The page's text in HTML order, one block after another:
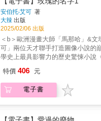
最後一頁回到艾可最著名的句子：
留名，吾等僅能擁虛名。【義大利
馬那哈《玫瑰的名字》榮獲2023年
可獎」最佳繪畫殊榮2023年Etna
動漫節宣布，漫畫大師米羅．馬那
Manara）改編自安伯托．艾可大作
名字》，憑藉極致精湛的藝術筆觸
氛圍的考究重塑，正式奪得「可可獎
（Premio Coco）年度最佳繪畫獎
無可撼動的視覺敘事功力與跨界藝
個獎項被譽為「義大利漫畫界的奧
山巔。兩人費盡千辛萬苦，是否能
的願望……──〈外神〉
先傳下來的財產與土地，在倫敦過
品帶來的夢境的生活，只為了再次
斯。輾轉於各個夢境中的他，不知
過了四十年，他是否還有機會去到
牽夢縈的夢中之城……？──〈瑟勒
蓋河遠處有個叫做烏撒的小鎮。那
著「在烏撒的土地上，絕對不可殺
戒律。會定下如此嚴厲的戒律，要
諸神早在很久很久以前就離開地表
卡達斯。年輕的祭司阿泰爾對於諸
不已。他在一生都痴迷於諸神的先
邀請下，前往了據說是諸神會定期
仍然要在苦難大地上播下希望的種
像我的書充滿了光。」尤佳．維列
《西伯利亞俳句》由立陶宛作家尤
當年祖父母一家被蘇聯軍隊強制驅
放西伯利亞的真實經歷，寫下這世
提及的篇章。她與立陶宛插畫家板
作，以短小的章節混合豐富的手繪
童的視角講述這個立陶宛人民以勇
超凡意志力共同面對苦難的故事。
從二戰時期，蘇聯占領波羅的海三
1939年9月，蘇聯迫使波羅的海三
蘇聯迫使波羅的海三國政府內閣自
只是在順應別人的期待？究竟，什
最好的修煉之道？有如當代「聊齋
深刻的成長寓言。短短四個月累積
瀏覽數，數萬人感動流淚，熱烈討
紛敲碗求出實體書收藏。‧‧‧作家｜
好評推薦一隻不知人間險惡的小紅
子餓差點落入人類陷阱時，遇上了
道行的白狐姊姊，姊姊告訴她修煉
內心的期待，幻化成他們喜歡的模
取他們的心念，修煉成九尾狐。而
念，就是用自己原本的樣子得到的
而，小紅狐在修煉的過程中，想法
安伯托‧艾可 著
大辣 出版
2025/02/06 出版
＜b＞歐洲漫畫大師「馬那哈」&文
可」兩位天才聯手打造圖像小說的
學史上最具影響力的歷史驚悚小說
（台大外文系教授）-陳慧（作家）
家、資深編輯人）韓良憶（作家）
家）臥斧（作家、《我從前認識的
作者）翁稷安（國立暨南國際大學
特價 406 元
電子書